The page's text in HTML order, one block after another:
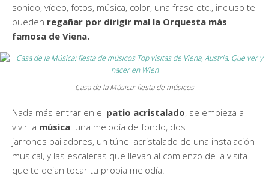
sonido, vídeo, fotos, música, color, una frase etc., incluso te
pueden regañar por dirigir mal la Orquesta más
famosa de Viena.
Casa de la Música: fiesta de músicos
Nada más entrar en el patio acristalado, se empieza a
vivir la música: una melodía de fondo, dos
jarrones bailadores, un túnel acristalado de una instalación
musical, y las escaleras que llevan al comienzo de la visita
que te dejan tocar tu propia melodía.